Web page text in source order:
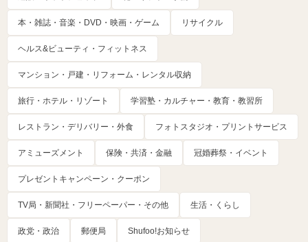
本・雑誌・音楽・DVD・映画・ゲーム リサイクル
ヘルス&ビューティ・フィットネス
マンション・戸建・リフォーム・レンタル収納
旅行・ホテル・リゾート 学習塾・カルチャー・教育・教習所
レストラン・デリバリー・外食 フォトスタジオ・プリントサービス
アミューズメント 保険・共済・金融 冠婚葬祭・イベント
プレゼントキャンペーン・クーポン
TV局・新聞社・フリーペーパー・その他 生活・くらし
政党・政治 郵便局 Shufoo!お知らせ